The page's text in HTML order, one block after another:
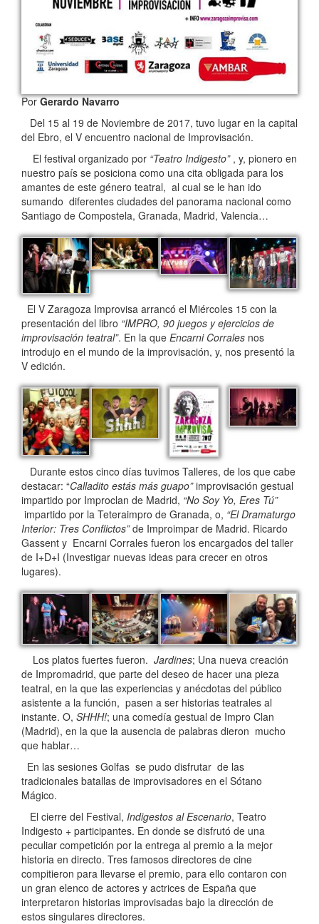
PorGerardo Navarro
Del 15 al 19 de Noviembre de 2017, tuvo lugar en la capital
del Ebro, el V encuentro nacional de Improvisación.
El festival organizado por “Teatro Indigesto”, y, pionero en
nuestro país se posiciona como una cita obligada para los
amantes de este género teatral, al cual se le han ido
sumando diferentes ciudades del panorama nacional como
Santiago de Compostela, Granada, Madrid, Valencia…
El V Zaragoza Improvisa arrancó el Miércoles 15 con la
presentación del libro “IMPRO, 90 juegos y ejercicios de
improvisación teatral”. En la que Encarni Corrales nos
introdujo en el mundo de la improvisación, y, nos presentó la
V edición.
Durante estos cinco días tuvimos Talleres, de los que cabe
destacar: “Calladito estás más guapo”improvisación gestual
impartido por Improclan de Madrid, “No Soy Yo, Eres Tú”
impartido por la Teteraimpro de Granada, o, “El Dramaturgo
Interior: Tres Conflictos”de Improimpar de Madrid. Ricardo
Gassent y Encarni Corrales fueron los encargados del taller
de I+D+I (Investigar nuevas ideas para crecer en otros
lugares).
Los platos fuertes fueron. Jardines; Una nueva creación
de Impromadrid, que parte del deseo de hacer una pieza
teatral, en la que las experiencias y anécdotas del público
asistente a la función, pasen a ser historias teatrales al
instante. O, SHHH!; una comedía gestual de Impro Clan
(Madrid), en la que la ausencia de palabras dieron mucho
que hablar…
En las sesiones Golfas se pudo disfrutar de las
tradicionales batallas de improvisadores en el Sótano
Mágico.
El cierre del Festival, Indigestos al Escenario, Teatro
Indigesto + participantes. En donde se disfrutó de una
peculiar competición por la entrega al premio a la mejor
historia en directo. Tres famosos directores de cine
compitieron para llevarse el premio, para ello contaron con
un gran elenco de actores y actrices de España que
interpretaron historias improvisadas bajo la dirección de
estos singulares directores.